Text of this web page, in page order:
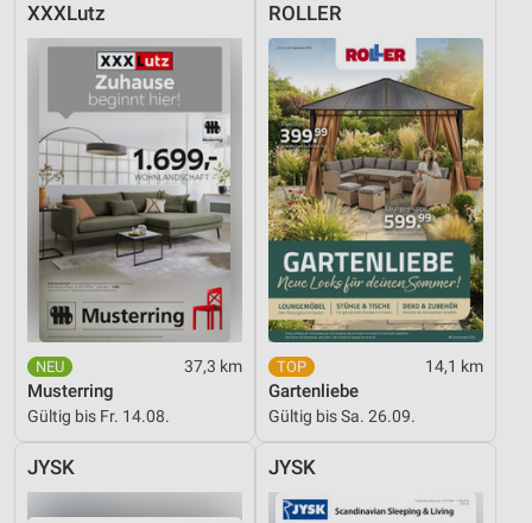
XXXLutz
37,3 km
Musterring
Gültig bis Fr. 14.08.
ROLLER
14,1 km
Gartenliebe
Gültig bis Sa. 26.09.
JYSK JYSK